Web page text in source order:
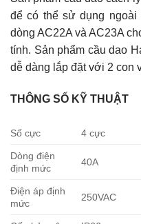
để có thể sử dụng
dòng AC22A và AC23A
tính. Sản phẩm cầu dao
dễ dàng lắp đặt với 2 con
THÔNG SỐ KỸ THUẬT
Số cực 4 cực
Dòng điện
định mức
40A
Điện áp định
mức
250VAC